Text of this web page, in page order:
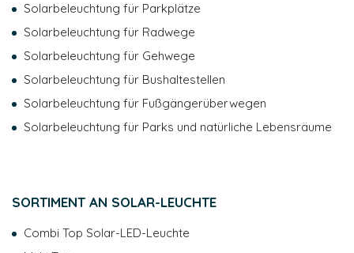
Ihrer Daten und Ihre Rechte zu erfahren, lesen Sie bitte
Solarbeleuchtung für Parkplätze
Solarbeleuchtung für Radwege
Solarbeleuchtung für Gehwege
Solarbeleuchtung für Bushaltestellen
Solarbeleuchtung für Fußgängerüberwegen
Solarbeleuchtung für Parks und natürliche Lebensräume
SORTIMENT AN SOLAR-LEUCHTE
Combi Top Solar-LED-Leuchte